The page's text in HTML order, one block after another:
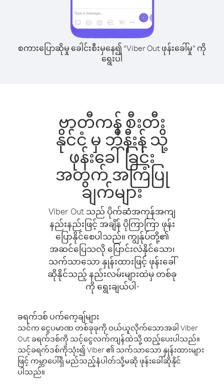
စကားပြောဆိုမှု ခေါင်းစီးမှနေ၍ “Viber Out ဖုန်းခေါ်မှု” ကို
ရွေးပါ
ဗာတီကန် စီးတီး
နိုင်ငံ မှ ဘီနီးန် သို့
ဖုန်းခေါ်ခြင်း
အတွက် အကြံပြု
ချက်များ
Viber Out သည် ပိုက်ဆံအကုန်အကျ
နည်းနည်းဖြင့် အချိန် ပိုကြာကြာ ဖုန်း
ပြောနိုင်စေပါသည်။ ကျွန်ုပ်တို့၏
အဆင်ပြေသလို ပြောင်းလဲနိုင်သော၊
သက်သာသော နှုန်းထားဖြင့် ဖုန်းခေါ်
ဆိုနိုင်သည့် နည်းလမ်းများထဲမှ တစ်ခု
ကို ရွေးချယ်ပါ-
ခရက်ဒစ် ပက်ကေ့ချ်များ
သင်က ငွေပမာဏ တစ်ခုခုကို ဝယ်ယူလိုက်သောအခါ Viber
Out ခရက်ဒစ်ကို သင့်ငွေလက်ကျန်ထဲသို့ ထည့်ပေးပါသည်။
သင့်ခရက်ဒစ်ကိုသုံး၍ Viber ၏ သက်သာသော နှုန်းထားများ
ဖြင့် ကမ္ဘာပေါ်ရှိ မည်သည့်နံပါတ်သို့မဆို ဖုန်းခေါ်ဆိုနိုင်
ပါသည်။